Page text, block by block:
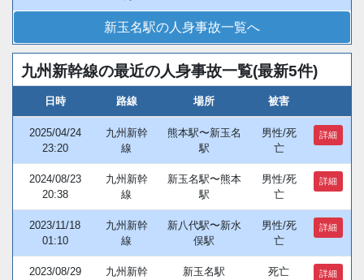
新玉名駅の人身事故一覧へ
九州新幹線の最近の人身事故一覧(最新5件)
日時 路線 場所 被害
2025/04/24
23:20
九州新幹
線
熊本駅〜新玉名
駅
男性/死
亡
詳細
2024/08/23
20:38
九州新幹
線
新玉名駅〜熊本
駅
男性/死
亡
詳細
2023/11/18
01:10
九州新幹
線
新八代駅〜新水
俣駅
男性/死
亡
詳細
2023/08/29
九州新幹
新玉名駅 死亡 詳細